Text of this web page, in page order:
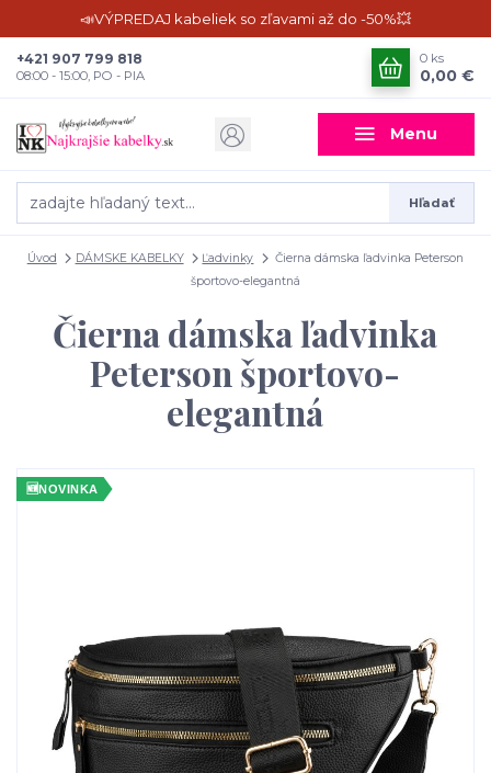
📣VÝPREDAJ kabeliek so zľavami až do -50%💥
Menu
Hľadať
+421 907 799 818
08:00 - 15:00, PO - PIA
0 ks
0,00 €
Úvod DÁMSKE KABELKY Ľadvinky
Čierna dámska ľadvinka Peterson
športovo-elegantná
Čierna dámska ľadvinka
Peterson športovo-
elegantná
🆕NOVINKA